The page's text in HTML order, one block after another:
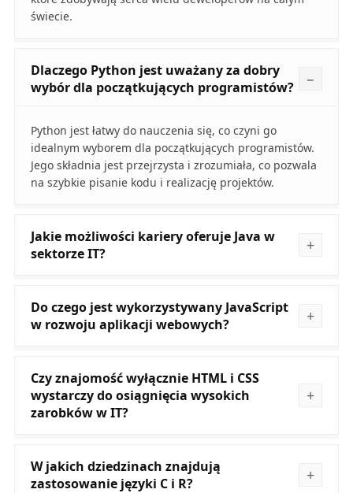
świecie.
Dlaczego Python jest uważany za dobry
wybór dla początkujących programistów?
Python jest łatwy do nauczenia się, co czyni go
idealnym wyborem dla początkujących programistów.
Jego składnia jest przejrzysta i zrozumiała, co pozwala
na szybkie pisanie kodu i realizację projektów.
Jakie możliwości kariery oferuje Java w
sektorze IT?
Do czego jest wykorzystywany JavaScript
w rozwoju aplikacji webowych?
Czy znajomość wyłącznie HTML i CSS
wystarczy do osiągnięcia wysokich
zarobków w IT?
W jakich dziedzinach znajdują
zastosowanie języki C i R?